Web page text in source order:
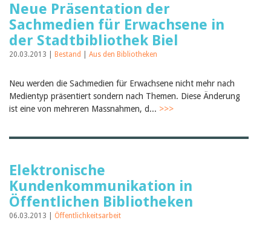
Neue Präsentation der
Sachmedien für Erwachsene in
der Stadtbibliothek Biel
20.03.2013 | Bestand Aus den Bibliotheken
Neu werden die Sachmedien für Erwachsene nicht mehr nach
Medientyp präsentiert sondern nach Themen. Diese Änderung
ist eine von mehreren Massnahmen, d... >>>
Elektronische
Kundenkommunikation in
Öffentlichen Bibliotheken
06.03.2013 | Öffentlichkeitsarbeit